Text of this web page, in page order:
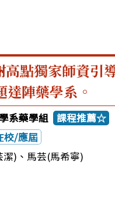
點獨家師資引
陣藥學系。
系藥學組
課程推薦☆
校/應屆
潔) 、 馬芸(馬希寧)